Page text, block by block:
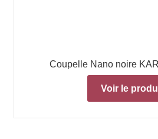
Coupelle Nano noire
Voir le